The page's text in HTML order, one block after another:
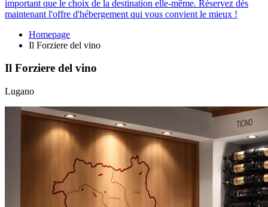
important que le choix de la destination elle-même. Réservez dès
maintenant l'offre d'hébergement qui vous convient le mieux !
Homepage
Il Forziere del vino
Il Forziere del vino
Lugano